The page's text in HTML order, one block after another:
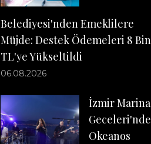
Belediyesi'nden Emeklilere
Müjde: Destek Ödemeleri 8 Bin
TL'ye Yükseltildi
06.08.2026
İzmir Marina
Geceleri'nde
Okeanos